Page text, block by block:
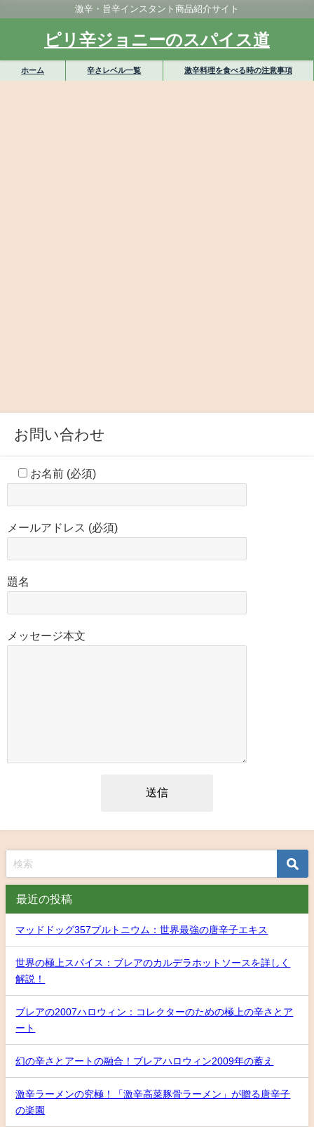
激辛・旨辛インスタント商品紹介サイト
ピリ辛ジョニーのスパイス道
ホーム 辛さレベル一覧 激辛料理を食べる時の注意事項
お問い合わせ
お名前 (必須)
メールアドレス (必須)
題名
メッセージ本文
最近の投稿
マッドドッグ357プルトニウム：世界最強の唐辛子エキス
世界の極上スパイス：ブレアのカルデラホットソースを詳しく
解説！
ブレアの2007ハロウィン：コレクターのための極上の辛さとア
ート
幻の辛さとアートの融合！ブレアハロウィン2009年の蓄え
激辛ラーメンの究極！「激辛高菜豚骨ラーメン」が贈る唐辛子
の楽園